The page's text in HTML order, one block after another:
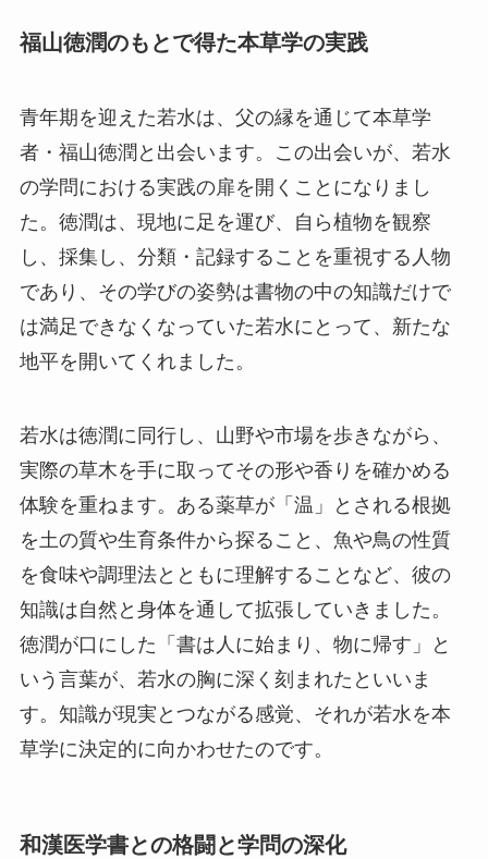
福山徳潤のもとで得た本草学の実践
青年期を迎えた若水は、父の縁を通じて本草学
者・福山徳潤と出会います。この出会いが、若水
の学問における実践の扉を開くことになりまし
た。徳潤は、現地に足を運び、自ら植物を観察
し、採集し、分類・記録することを重視する人物
であり、その学びの姿勢は書物の中の知識だけで
は満足できなくなっていた若水にとって、新たな
地平を開いてくれました。
若水は徳潤に同行し、山野や市場を歩きながら、
実際の草木を手に取ってその形や香りを確かめる
体験を重ねます。ある薬草が「温」とされる根拠
を土の質や生育条件から探ること、魚や鳥の性質
を食味や調理法とともに理解することなど、彼の
知識は自然と身体を通して拡張していきました。
徳潤が口にした「書は人に始まり、物に帰す」と
いう言葉が、若水の胸に深く刻まれたといいま
す。知識が現実とつながる感覚、それが若水を本
草学に決定的に向かわせたのです。
和漢医学書との格闘と学問の深化